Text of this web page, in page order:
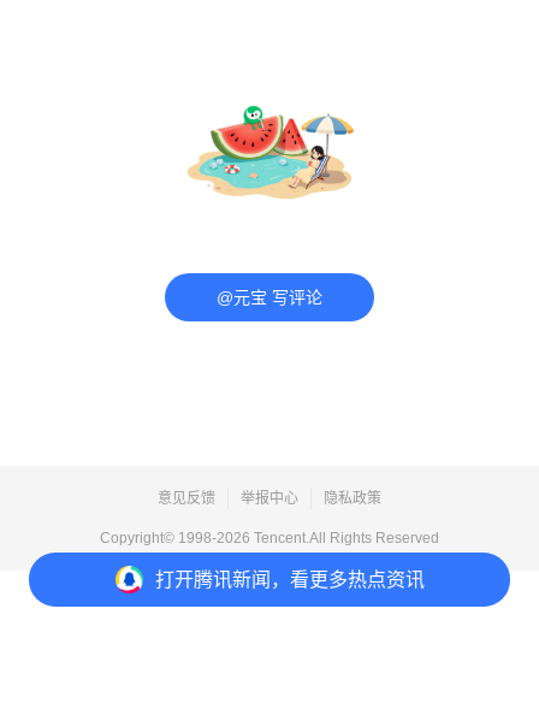
打开腾讯新闻，看更多热点资讯
@元宝 写评论
意见反馈 举报中心 隐私政策
Copyright© 1998-2026 Tencent.All Rights Reserved